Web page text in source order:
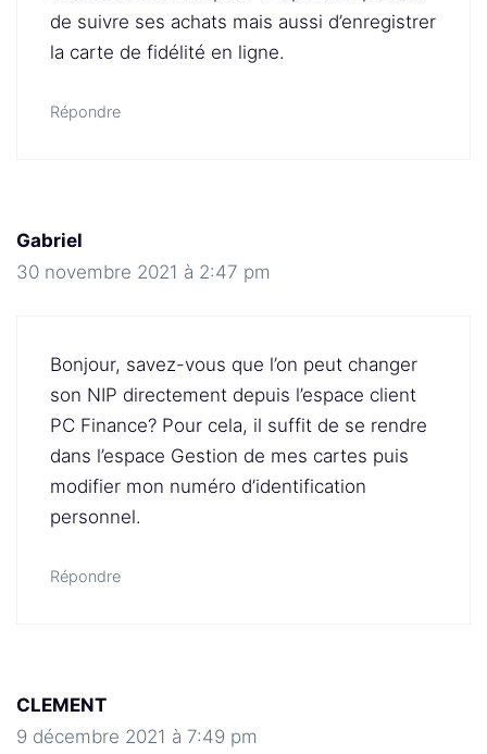
de suivre ses achats mais aussi d’enregistrer
la carte de fidélité en ligne.
Répondre
Gabriel
30 novembre 2021 à 2:47 pm
Bonjour, savez-vous que l’on peut changer
son NIP directement depuis l’espace client
PC Finance? Pour cela, il suffit de se rendre
dans l’espace Gestion de mes cartes puis
modifier mon numéro d’identification
personnel.
Répondre
CLEMENT
9 décembre 2021 à 7:49 pm